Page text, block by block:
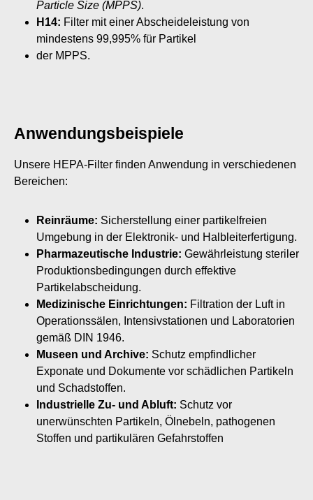
Particle Size (MPPS).
H14: Filter mit einer Abscheideleistung von
mindestens 99,995% für Partikel
der MPPS.
Anwendungsbeispiele
Unsere HEPA-Filter finden Anwendung in verschiedenen
Bereichen:
Reinräume: Sicherstellung einer partikelfreien
Umgebung in der Elektronik- und Halbleiterfertigung.
Pharmazeutische Industrie: Gewährleistung steriler
Produktionsbedingungen durch effektive
Partikelabscheidung.
Medizinische Einrichtungen: Filtration der Luft in
Operationssälen, Intensivstationen und Laboratorien
gemäß DIN 1946.
Museen und Archive: Schutz empfindlicher
Exponate und Dokumente vor schädlichen Partikeln
und Schadstoffen.
Industrielle Zu- und Abluft: Schutz vor
unerwünschten Partikeln, Ölnebeln, pathogenen
Stoffen und partikulären Gefahrstoffen